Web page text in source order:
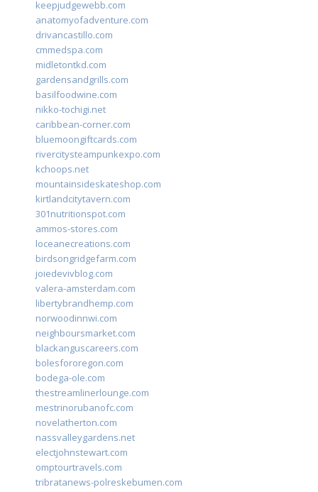
keepjudgewebb.com
anatomyofadventure.com
drivancastillo.com
cmmedspa.com
midletontkd.com
gardensandgrills.com
basilfoodwine.com
nikko-tochigi.net
caribbean-corner.com
bluemoongiftcards.com
rivercitysteampunkexpo.com
kchoops.net
mountainsideskateshop.com
kirtlandcitytavern.com
301nutritionspot.com
ammos-stores.com
loceanecreations.com
birdsongridgefarm.com
joiedevivblog.com
valera-amsterdam.com
libertybrandhemp.com
norwoodinnwi.com
neighboursmarket.com
blackanguscareers.com
bolesfororegon.com
bodega-ole.com
thestreamlinerlounge.com
mestrinorubanofc.com
novelatherton.com
nassvalleygardens.net
electjohnstewart.com
omptourtravels.com
tribratanews-polreskebumen.com